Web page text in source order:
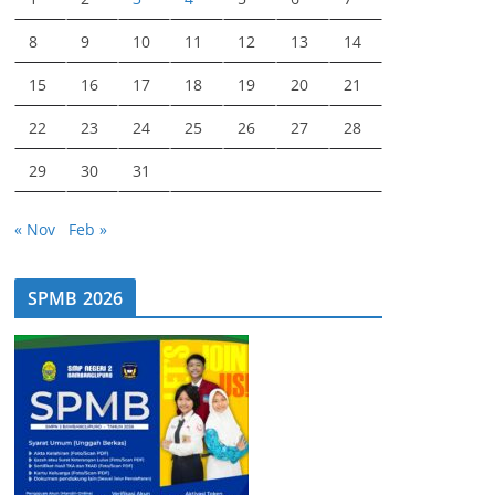
8 9 10 11 12 13 14
15 16 17 18 19 20 21
22 23 24 25 26 27 28
29 30 31
« Nov Feb »
SPMB 2026